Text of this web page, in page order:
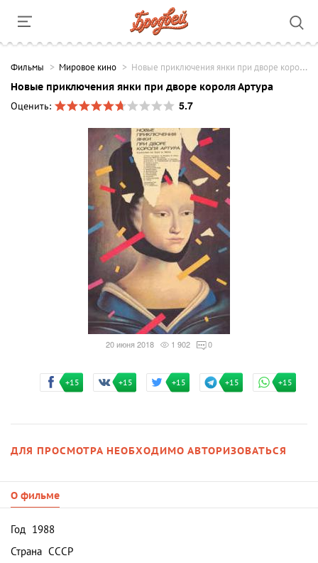
Фильмы Мировое кино Новые приключения янки при дворе короля Артура
Новые приключения янки при дворе короля Артура
Оценить:
5.7
20 июня 2018 1 902 0
+15 +15 +15 +15 +15
ДЛЯ ПРОСМОТРА НЕОБХОДИМО АВТОРИЗОВАТЬСЯ
О фильме
Год 1988
Страна СССР